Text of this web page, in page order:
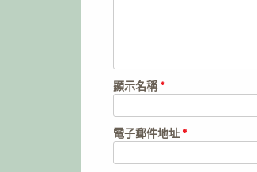
顯示名稱*
電子郵件地址 *